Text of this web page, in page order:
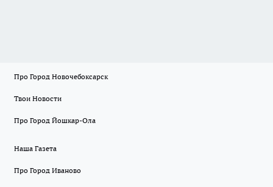
Про Город Новочебоксарск
Твои Новости
Про Город Йошкар-Ола
Наша Газета
Про Город Иваново